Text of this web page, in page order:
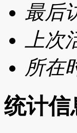
最后
上次
所在
统计信